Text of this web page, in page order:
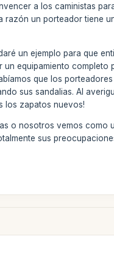
a los caministas
razón un porteador tiene
un ejemplo para que
equipamiento completo
que los
sus sandalias. Al
los zapatos nuevos!
o nosotros vemos
sus